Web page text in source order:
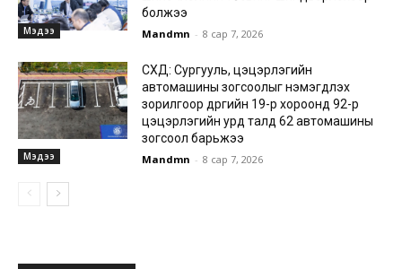
Мэдээ
болжээ
Mandmn - 8 сар 7, 2026
Мэдээ
СХД: Сургууль, цэцэрлэгийн
автомашины зогсоолыг нэмэгдүүлэх
зорилгоор дүүргийн 19-р хороонд 92-р
цэцэрлэгийн урд талд 62 автомашины
зогсоол барьжээ
Mandmn - 8 сар 7, 2026